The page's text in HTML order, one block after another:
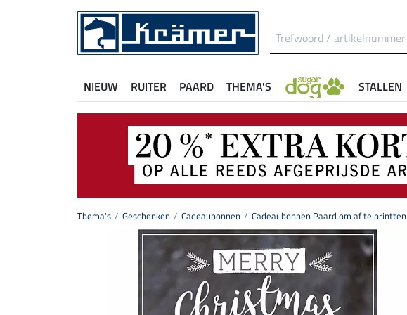
NIEUW RUITER PAARD THEMA'S STALLEN
Thema's Geschenken Cadeaubonnen Cadeaubonnen Paard om af te printten